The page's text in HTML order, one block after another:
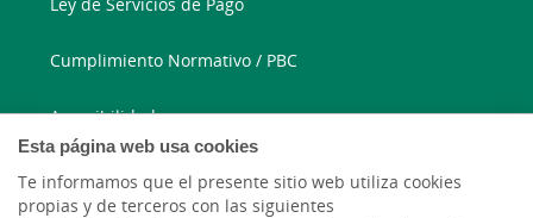
Esta página web usa cookies
Te informamos que el presente sitio web utiliza cookies
propias y de terceros con las siguientes
Ley de Servicios de Pago
Cumplimiento Normativo / PBC
Accesibilidad
913 346 780